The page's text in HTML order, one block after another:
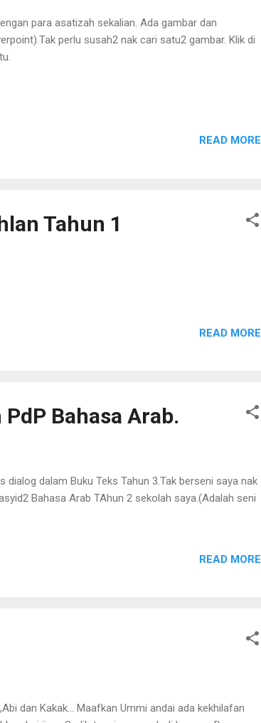
para asatizah sekalian. Ada gambar dan
perlu susah2 nak cari satu2 gambar. Klik di
READ MORE
Tahun 1
READ MORE
Bahasa Arab.
dalam Buku Teks Tahun 3.Tak berseni saya nak
Bahasa Arab TAhun 2 sekolah saya.(Adalah seni
READ MORE
dan Kakak... Maafkan Ummi andai ada kekhilafan